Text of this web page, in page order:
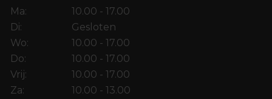
Ma:
10.00 - 17.00
Di:
Gesloten
Wo:
10.00 - 17.00
Do:
10.00 - 17.00
Vrij:
10.00 - 17.00
Za:
10.00 - 13.00